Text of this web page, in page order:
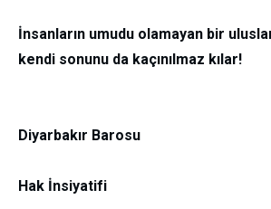
İnsanların umudu olamayan bir
kendi sonunu da kaçınılmaz kılar!
Diyarbakır Barosu
Hak İnsiyatifi